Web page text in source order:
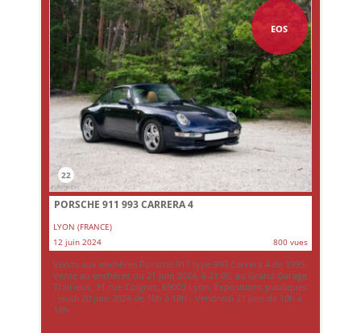
EOS
22
PORSCHE 911 993 CARRERA 4
LYON (FRANCE)
12 juin 2024
800 vues
Vends aux enchères Porsche 911 type 993 Carrera 4 de 1995.
Vente au enchères du 21 juin 2024, à 21:00, au Grand Garage
Trairieux, 31 rue Coignet, 69003 Lyon. Expositions publiques
: Jeudi 20 juin 2024 de 10h à 18h - Vendredi 21 juin de 10h à
18h